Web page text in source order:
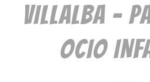
VILLALBA –
OCIO